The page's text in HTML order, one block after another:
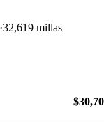
32,619 millas